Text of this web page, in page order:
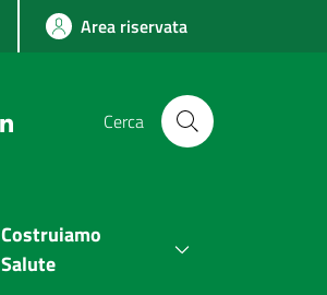
Area riservata
Cerca
Costruiamo
Salute